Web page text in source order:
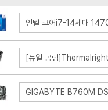
인텔 코어i7-14세대
[듀얼 공랭
GIGABYTE B760M